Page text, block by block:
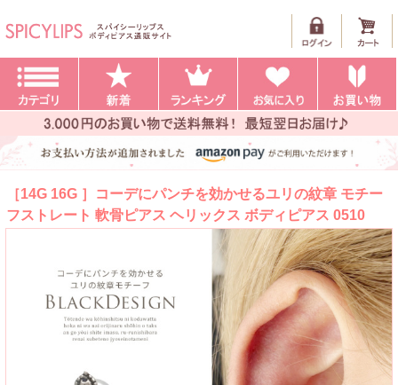
［14G 16G ］コーデにパンチを効かせるユリの紋章 モチー
フストレート 軟骨ピアス ヘリックス ボディピアス 0510